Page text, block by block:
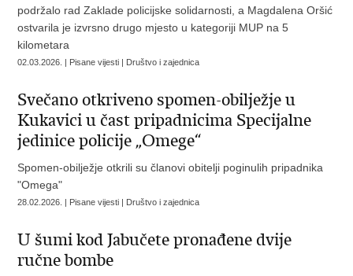
podržalo rad Zaklade policijske solidarnosti, a Magdalena Oršić
ostvarila je izvrsno drugo mjesto u kategoriji MUP na 5
kilometara
02.03.2026. | Pisane vijesti | Društvo i zajednica
Svečano otkriveno spomen-obilježje u
Kukavici u čast pripadnicima Specijalne
jedinice policije „Omege“
Spomen-obilježje otkrili su članovi obitelji poginulih pripadnika
"Omega"
28.02.2026. | Pisane vijesti | Društvo i zajednica
U šumi kod Jabučete pronađene dvije
ručne bombe